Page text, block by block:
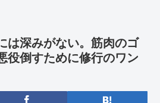
は深みがない。筋肉のゴ
役倒すために修行のワン